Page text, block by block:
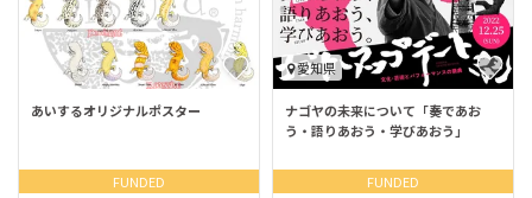
あいするオリジナルポスター
FUNDED
愛知県
ナゴヤの未来について「奏であお
う・語りあおう・学びあおう」
FUNDED